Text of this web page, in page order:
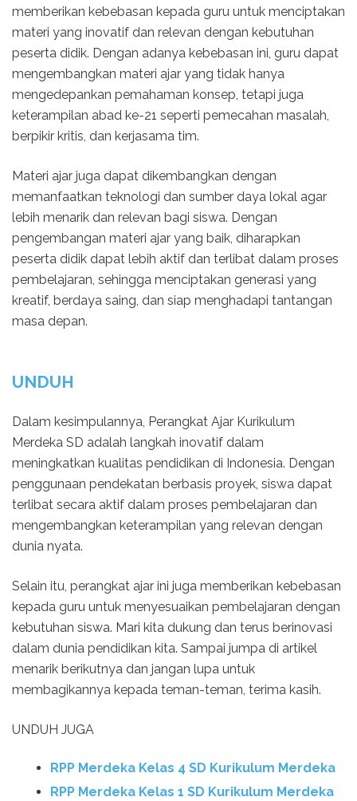
memberikan kebebasan kepada guru untuk menciptakan
materi yang inovatif dan relevan dengan kebutuhan
peserta didik. Dengan adanya kebebasan ini, guru dapat
mengembangkan materi ajar yang tidak hanya
mengedepankan pemahaman konsep, tetapi juga
keterampilan abad ke-21 seperti pemecahan masalah,
berpikir kritis, dan kerjasama tim.
Materi ajar juga dapat dikembangkan dengan
memanfaatkan teknologi dan sumber daya lokal agar
lebih menarik dan relevan bagi siswa. Dengan
pengembangan materi ajar yang baik, diharapkan
peserta didik dapat lebih aktif dan terlibat dalam proses
pembelajaran, sehingga menciptakan generasi yang
kreatif, berdaya saing, dan siap menghadapi tantangan
masa depan.
UNDUH
Dalam kesimpulannya, Perangkat Ajar Kurikulum
Merdeka SD adalah langkah inovatif dalam
meningkatkan kualitas pendidikan di Indonesia. Dengan
penggunaan pendekatan berbasis proyek, siswa dapat
terlibat secara aktif dalam proses pembelajaran dan
mengembangkan keterampilan yang relevan dengan
dunia nyata.
Selain itu, perangkat ajar ini juga memberikan kebebasan
kepada guru untuk menyesuaikan pembelajaran dengan
kebutuhan siswa. Mari kita dukung dan terus berinovasi
dalam dunia pendidikan kita. Sampai jumpa di artikel
menarik berikutnya dan jangan lupa untuk
membagikannya kepada teman-teman, terima kasih.
UNDUH JUGA
RPP Merdeka Kelas 4 SD Kurikulum Merdeka
RPP Merdeka Kelas 1 SD Kurikulum Merdeka